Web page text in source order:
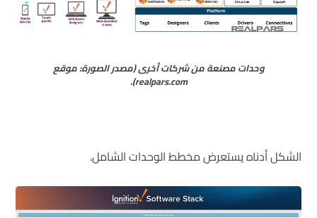
وحدات مصنعة من شركات أخرى (مصدر الصورة: موقع
realpars.com).
الشكل أدناه يستعرض مخطط الوحدات الشامل.